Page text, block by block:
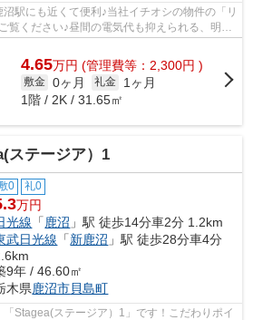
駅にも近くて便利♪当社イチオシの物件の「リ
覧ください♪昼間の電気代も抑えられる、明る
ちらの...
4.65万円 (管理費等：2,300円 )
敷金 0ヶ月 礼金
1ヶ月
1階 / 2K / 31.65㎡
ステージア）1
0 礼0
万円
光線 「 鹿沼 」駅 徒歩14分車2分 1.2km
武日光線 「新鹿沼 」駅 徒歩28分車4分
9年 / 46.60㎡
木県鹿沼市貝島町
Stagea(ステージア）1」です！こだわりポイ